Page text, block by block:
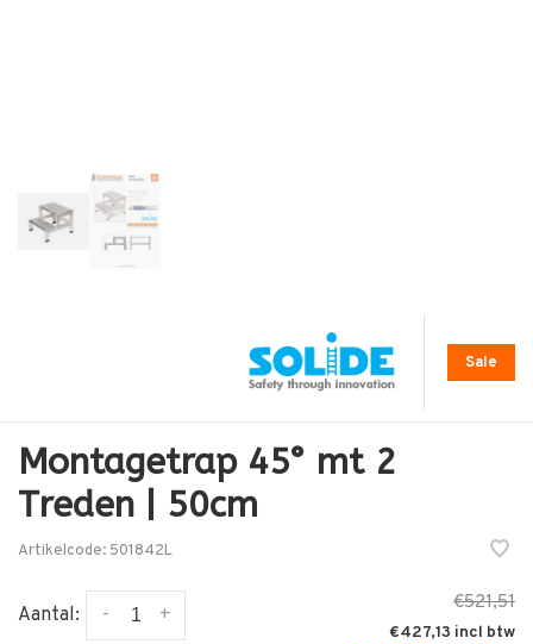
Sale
Montagetrap 45° mt 2
Treden | 50cm
Artikelcode: 501842L
Aantal: +
-
€521,51
€427,13